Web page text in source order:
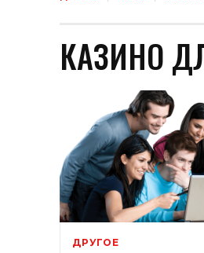
КАЗИНО
ДРУГОЕ